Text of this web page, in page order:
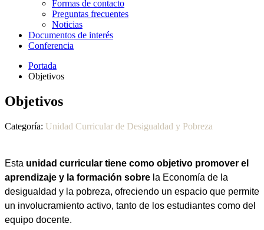
Formas de contacto
Preguntas frecuentes
Noticias
Documentos de interés
Conferencia
Portada
Objetivos
Objetivos
Categoría: Unidad Curricular de Desigualdad y Pobreza
Esta unidad curricular tiene como objetivo promover el
aprendizaje y la formación sobre la Economía de la
desigualdad y la pobreza, ofreciendo un espacio que permite
un involucramiento activo, tanto de los estudiantes como del
equipo docente.